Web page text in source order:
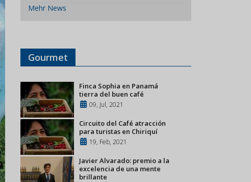
Mehr News
Gourmet
Finca Sophia en Panamá
tierra del buen café
09, Jul, 2021
Circuito del Café atracción
para turistas en Chiriquí
19, Feb, 2021
Javier Alvarado: premio a la
excelencia de una mente
brillante